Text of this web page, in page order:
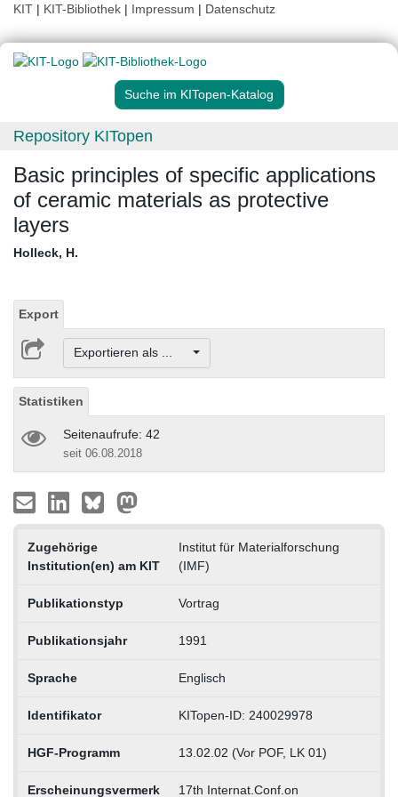
KIT | KIT-Bibliothek | Impressum | Datenschutz
Suche im KITopen-Katalog
Repository KITopen
Basic principles of specific applications
of ceramic materials as protective
layers
Holleck, H.
Export
Exportieren als ...
Statistiken
Seitenaufrufe: 42
seit 06.08.2018
Zugehörige
Institution(en) am KIT
Institut für Materialforschung
(IMF)
Publikationstyp Vortrag
Publikationsjahr 1991
Sprache Englisch
Identifikator KITopen-ID: 240029978
HGF-Programm 13.02.02 (Vor POF, LK 01)
Erscheinungsvermerk 17th Internat.Conf.on